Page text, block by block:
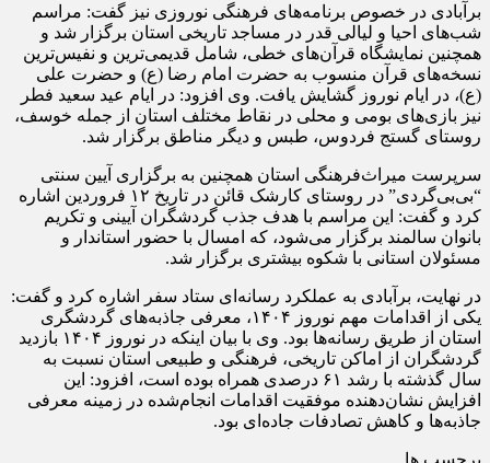
برآبادی در خصوص برنامه‌های فرهنگی نوروزی نیز گفت: مراسم
شب‌های احیا و لیالی قدر در مساجد تاریخی استان برگزار شد و
همچنین نمایشگاه قرآن‌های خطی، شامل قدیمی‌ترین و نفیس‌ترین
نسخه‌های قرآن منسوب به حضرت امام رضا (ع) و حضرت علی
(ع)، در ایام نوروز گشایش یافت. وی افزود: در ایام عید سعید فطر
نیز بازی‌های بومی و محلی در نقاط مختلف استان از جمله خوسف،
روستای گستج فردوس، طبس و دیگر مناطق برگزار شد.
سرپرست میراث‌فرهنگی استان همچنین به برگزاری آیین سنتی
“بی‌بی‌گردی” در روستای کارشک قائن در تاریخ ۱۲ فروردین اشاره
کرد و گفت: این مراسم با هدف جذب گردشگران آیینی و تکریم
بانوان سالمند برگزار می‌شود، که امسال با حضور استاندار و
مسئولان استانی با شکوه بیشتری برگزار شد.
در نهایت، برآبادی به عملکرد رسانه‌ای ستاد سفر اشاره کرد و گفت:
یکی از اقدامات مهم نوروز ۱۴۰۴، معرفی جاذبه‌های گردشگری
استان از طریق رسانه‌ها بود. وی با بیان اینکه در نوروز ۱۴۰۴ بازدید
گردشگران از اماکن تاریخی، فرهنگی و طبیعی استان نسبت به
سال گذشته با رشد ۶۱ درصدی همراه بوده است، افزود: این
افزایش نشان‌دهنده موفقیت اقدامات انجام‌شده در زمینه معرفی
جاذبه‌ها و کاهش تصادفات جاده‌ای بود.
برچسب ها